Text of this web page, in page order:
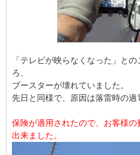
「テレビが映らなくなった」と
ろ、
ブースターが壊れていました。
先日と同様で、原因は落雷時の過
保険が適用されたので、お客様
出来ました。